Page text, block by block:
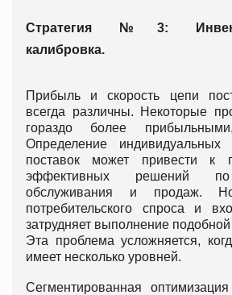
Стратегия №3:
калибровка.
Прибыль и скорость цепи
всегда различны. Некоторые
гораздо более
Определение индивидуальных
поставок может привести к
эффективных решений по
обслуживания и продаж. Но
потребительского спроса и
затрудняет выполнение
Эта проблема усложняется,
имеет несколько уровней.
Сегментированная